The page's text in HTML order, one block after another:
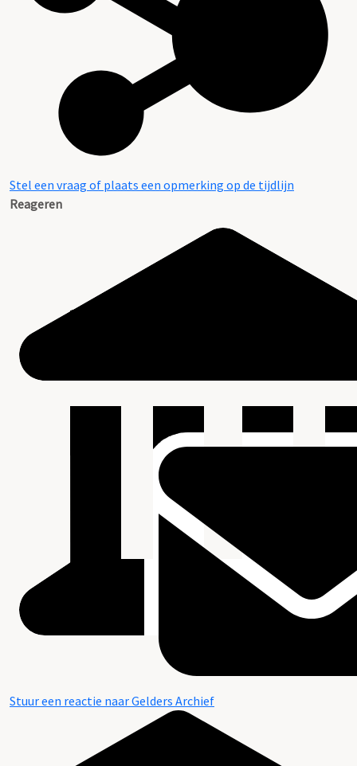
Stel een vraag of plaats een opmerking op de tijdlijn
Reageren
Stuur een reactie naar Gelders Archief